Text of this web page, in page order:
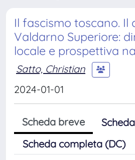
Il fascismo toscano. Il
Valdarno Superiore:
locale e prospettiva
Satto, Christian
2024-01-01
Scheda breve
Scheda completa (DC)